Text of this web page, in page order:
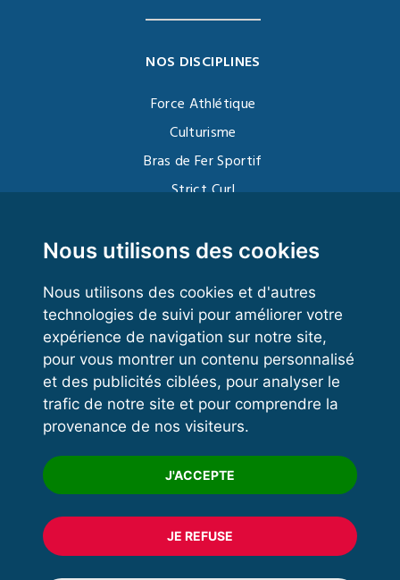
Nous utilisons des cookies
Nous utilisons des cookies et d'autres
technologies de suivi pour améliorer votre
expérience de navigation sur notre site,
pour vous montrer un contenu personnalisé
et des publicités ciblées, pour analyser le
trafic de notre site et pour comprendre la
provenance de nos visiteurs.
J'ACCEPTE
JE REFUSE
NOS DISCIPLINES
Force Athlétique
Culturisme
Bras de Fer Sportif
Strict Curl
Kettlebell
VOS ESPACES
Espace dirigeant
Espace licencié
Trouver un club
Formation
© 2020 FFFORCE Tous droits réservés